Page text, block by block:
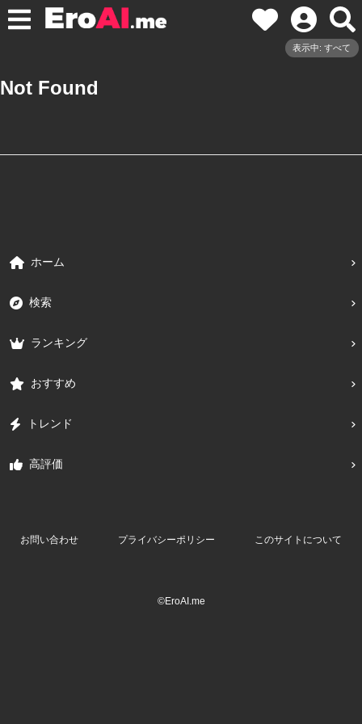
表示中: すべて
Not Found
ホーム
検索
ランキング
おすすめ
トレンド
高評価
お問い合わせ プライバシーポリシー このサイトについて
©EroAI.me